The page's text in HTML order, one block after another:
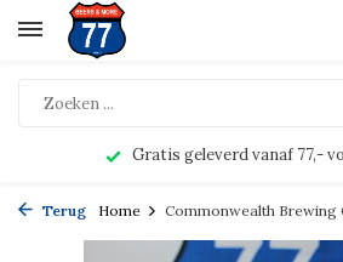
Gratis geleverd vanaf 77,-
Terug Home Commonwealth Brewing